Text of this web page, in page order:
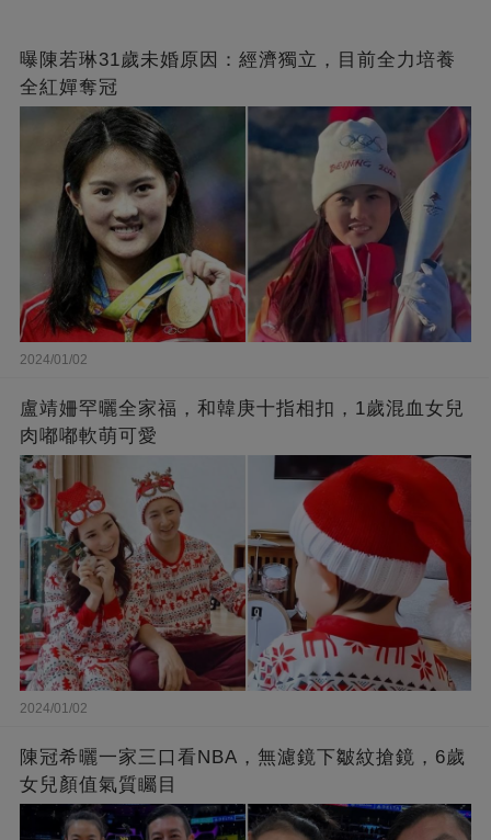
曝陳若琳31歲未婚原因：經濟獨立，目前全力培養
全紅嬋奪冠
2024/01/02
盧靖姍罕曬全家福，和韓庚十指相扣，1歲混血女兒
肉嘟嘟軟萌可愛
2024/01/02
陳冠希曬一家三口看NBA，無濾鏡下皺紋搶鏡，6歲
女兒顏值氣質矚目